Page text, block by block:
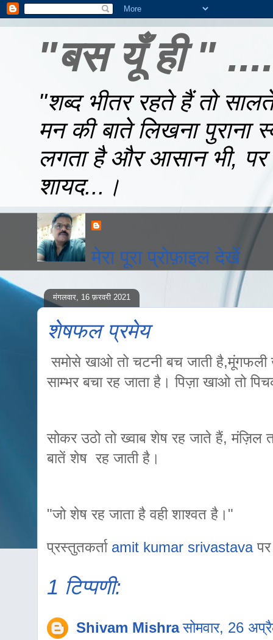
"बस यूँ ही "
"शब्द भीतर रहते हैं तो
मन की बाते लिखना पुराना
लगता है और आसान भी, पर
शायद...।
मेरा पूरा प्रोफ़ाइल देखें
मंगलवार, 16 फ़रवरी 2021
शेषफल प्रमेय
समोसे खाओ तो चटनी बच जाती
साम्भर बचा रह जाता है। पिज़ा खाओ तो
सोकर उठो तो ख्वाब शेष रह जाते हैं, मंज़िल
बातें शेष रह जाती है।
"जो शेष रह जाता है वही शाश्वत है।"
प्रस्तुतकर्ता amit kumar srivastava
1 टिप्पणी:
Shivam Mishra सोमवार, 26